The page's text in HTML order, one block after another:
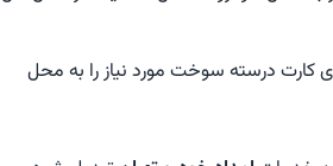
کارت درسته سوخت مورد نیاز را به محل